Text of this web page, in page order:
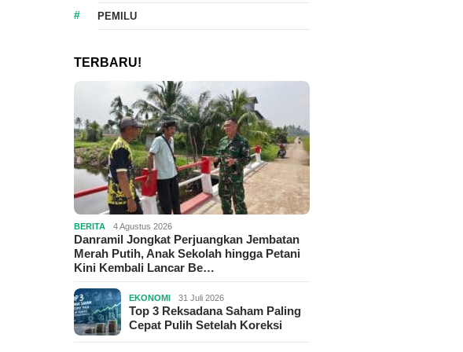
PEMILU
TERBARU!
BERITA 4 Agustus 2026
Danramil Jongkat Perjuangkan Jembatan
Merah Putih, Anak Sekolah hingga Petani
Kini Kembali Lancar Be…
EKONOMI 31 Juli 2026
Top 3 Reksadana Saham Paling
Cepat Pulih Setelah Koreksi